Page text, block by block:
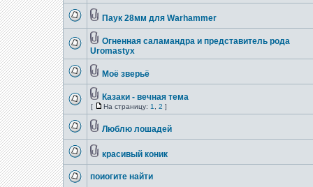
Паук 28мм для Warhammer
Огненная саламандра и представитель рода
Uromastyx
Моё зверьё
Казаки - вечная тема
[ На страницу: 1 2 ]
Люблю лошадей
красивый коник
поиогите найти